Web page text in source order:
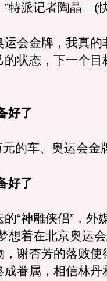
”特派记者陶晶 (
会金牌，我真的
状态，下一个目
好了
的车、奥运会金
好了
神雕侠侣”，外
想着在北京奥运
谢杏芳的落败使
眷属，相信林丹